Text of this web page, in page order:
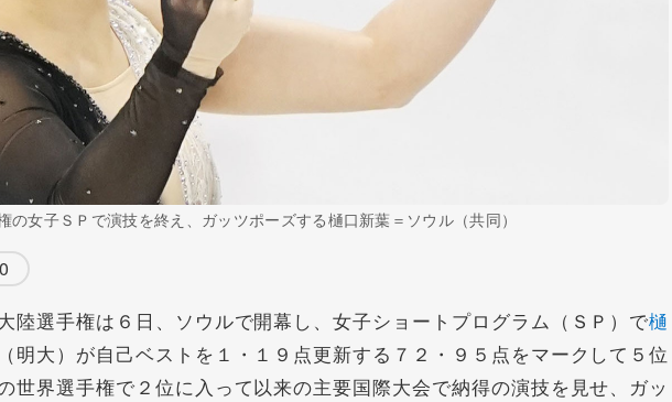
の女子ＳＰで演技を終え、ガッツポーズする樋口新葉＝ソウル（共同）
0
陸選手権は６日、ソウルで開幕し、女子ショートプログラム（ＳＰ）で樋
明大）が自己ベストを１・１９点更新する７２・９５点をマークして５位
世界選手権で２位に入って以来の主要国際大会で納得の演技を見せ、ガッ